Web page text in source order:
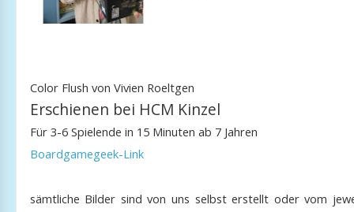
Color Flush von Vivien Roeltgen
Erschienen bei HCM Kinzel
Für 3-6 Spielende in 15 Minuten ab 7 Jahren
Boardgamegeek-Link
sämtliche Bilder sind von uns selbst erstellt oder vom